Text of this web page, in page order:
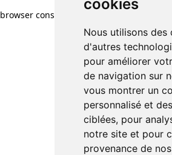
cookies
Nous utilisons des
d'autres
pour améliorer
de navigation sur
vous montrer un
personnalisé et
ciblées, pour
notre site et pour
provenance de
browser console for more information)